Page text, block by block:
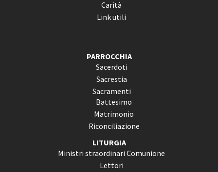
Carità
Link utili
PARROCCHIA
Sacerdoti
Sacrestia
Sacramenti
Battesimo
Matrimonio
Riconciliazione
LITURGIA
Ministri straordinari Comunione
Lettori